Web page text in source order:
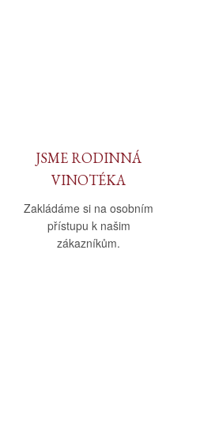
JSME RODINNÁ
VINOTÉKA
Zakládáme si na osobním
přístupu k našim
zákazníkům.